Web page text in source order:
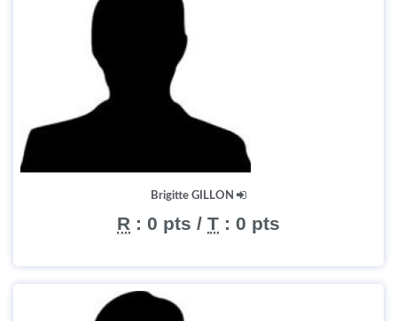
Brigitte GILLON
R : 0 pts / T : 0 pts